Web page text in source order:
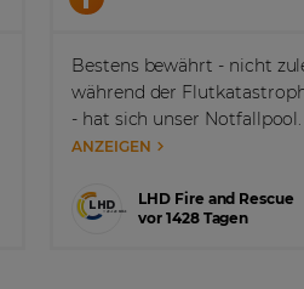
Bestens bewährt - nicht
während der
- hat sich unser Notfallpool.
ANZEIGEN
LHD Fire and Rescue
vor 1428 Tagen